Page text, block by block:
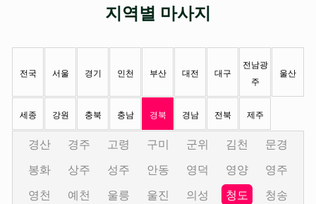
지역별 마사지
전국 서울 경기 인천 부산 대전 대구
전남광
주
울산
세종 강원 충북 충남 경북 경남 전북 제주
경산 경주 고령 구미 군위 김천
문경
봉화
상주 성주 안동 영덕 영양
영주
영천
예천 울릉 울진 의성 청도
청송